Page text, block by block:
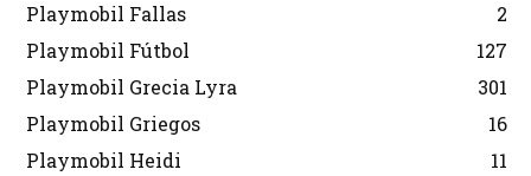
Playmobil Fallas
2
Playmobil Fútbol
127
Playmobil Grecia Lyra
301
Playmobil Griegos
16
Playmobil Heidi
11